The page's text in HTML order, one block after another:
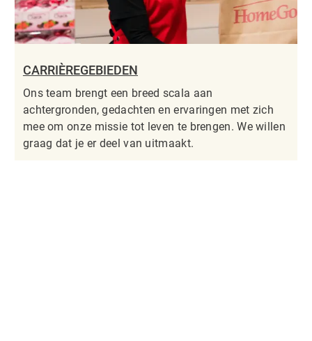
CARRIÈREGEBIEDEN
Ons team brengt een breed scala aan
achtergronden, gedachten en ervaringen met zich
mee om onze missie tot leven te brengen. We willen
graag dat je er deel van uitmaakt.